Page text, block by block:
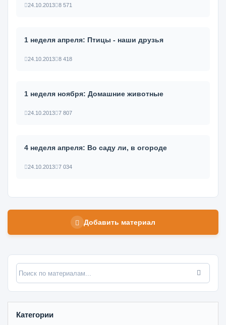
24.10.2013 8 571
1 неделя апреля: Птицы - наши друзья
24.10.2013 8 418
1 неделя ноября: Домашние животные
24.10.2013 7 807
4 неделя апреля: Во саду ли, в огороде
24.10.2013 7 034
Добавить материал
Категории